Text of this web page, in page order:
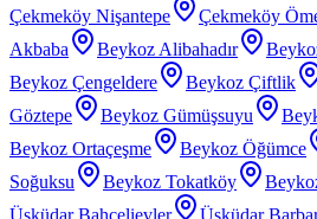
Çekmeköy Nişantepe
Çekmeköy
Akbaba
Beykoz Alibahadır
Beykoz Çengeldere
Beykoz Çiftlik
Göztepe
Beykoz Gümüşsuyu
Beykoz Ortaçeşme
Beykoz Öğümce
Soğuksu
Beykoz Tokatköy
Üsküdar Bahçelievler
Üsküdar